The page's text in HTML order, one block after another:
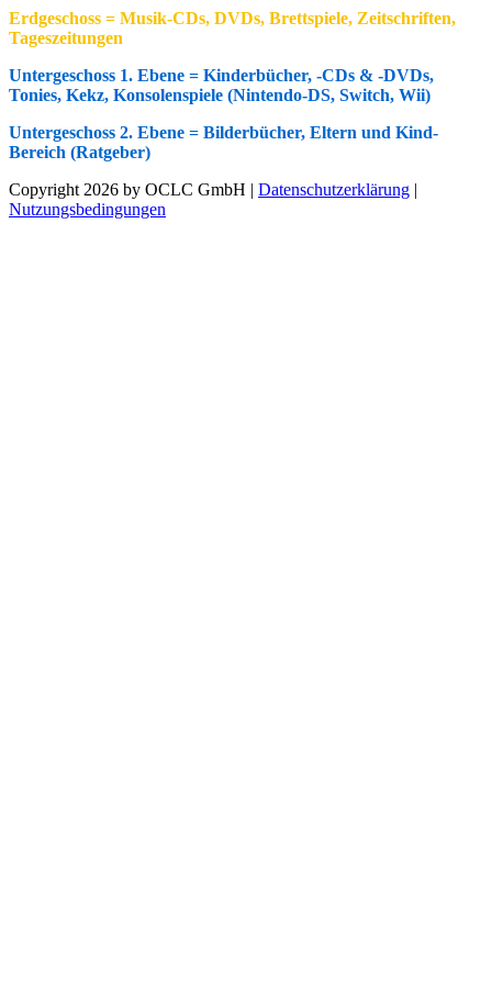
Erdgeschoss = Musik-CDs, DVDs, Brettspiele, Zeitschriften,
Tageszeitungen
Untergeschoss 1. Ebene = Kinderbücher, -CDs & -DVDs,
Tonies, Kekz, Konsolenspiele (Nintendo-DS, Switch, Wii)
Untergeschoss 2. Ebene = Bilderbücher, Eltern und Kind-
Bereich (Ratgeber)
Copyright 2026 by OCLC GmbH | Datenschutzerklärung |
Nutzungsbedingungen